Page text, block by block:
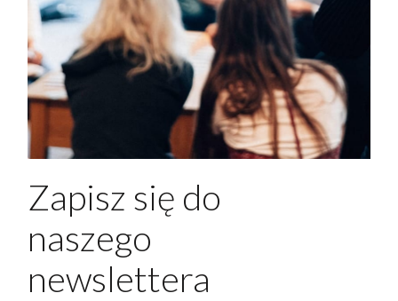
Zapisz się do
naszego
newslettera